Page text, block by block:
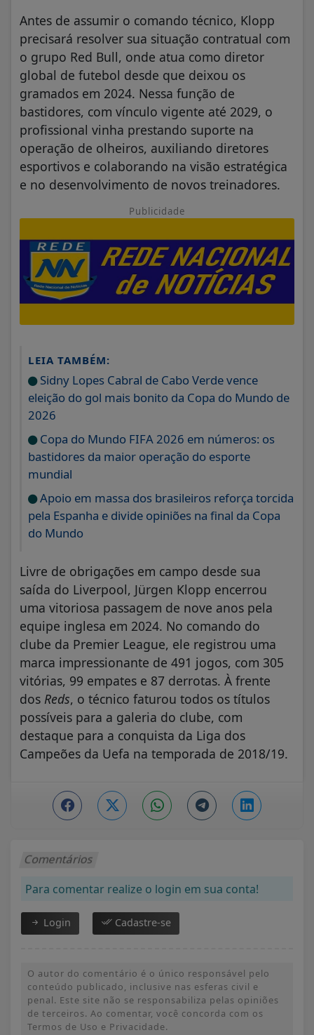
Antes de assumir o comando técnico, Klopp
precisará resolver sua situação contratual com
o grupo Red Bull, onde atua como diretor
global de futebol desde que deixou os
gramados em 2024. Nessa função de
bastidores, com vínculo vigente até 2029, o
profissional vinha prestando suporte na
operação de olheiros, auxiliando diretores
esportivos e colaborando na visão estratégica
e no desenvolvimento de novos treinadores.
Publicidade
LEIA TAMBÉM:
Sidny Lopes Cabral de Cabo Verde vence
eleição do gol mais bonito da Copa do Mundo de
2026
Copa do Mundo FIFA 2026 em números: os
bastidores da maior operação do esporte
mundial
Apoio em massa dos brasileiros reforça torcida
pela Espanha e divide opiniões na final da Copa
do Mundo
Livre de obrigações em campo desde sua
saída do Liverpool, Jürgen Klopp encerrou
uma vitoriosa passagem de nove anos pela
equipe inglesa em 2024. No comando do
clube da Premier League, ele registrou uma
marca impressionante de 491 jogos, com 305
vitórias, 99 empates e 87 derrotas. À frente
dos Reds, o técnico faturou todos os títulos
possíveis para a galeria do clube, com
destaque para a conquista da Liga dos
Campeões da Uefa na temporada de 2018/19.
Comentários
Para comentar realize o login em sua conta!
Login Cadastre-se
O autor do comentário é o único responsável pelo
conteúdo publicado, inclusive nas esferas civil e
penal. Este site não se responsabiliza pelas opiniões
de terceiros. Ao comentar, você concorda com os
Termos de Uso e Privacidade.